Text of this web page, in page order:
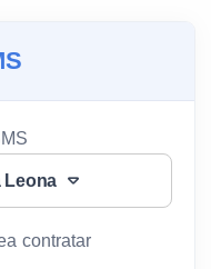
Leona
contratar